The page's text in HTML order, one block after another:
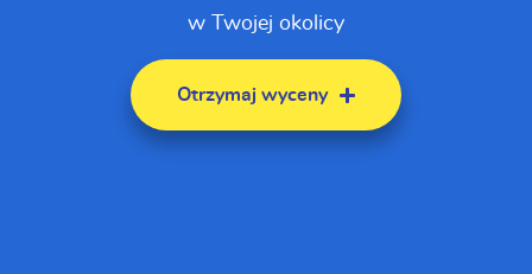
w Twojej okolicy
Otrzymaj wyceny